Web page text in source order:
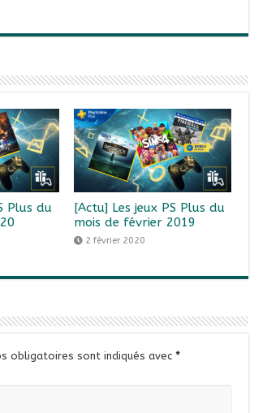
Plus du
[Actu] Les jeux PS Plus du
mois de février 2019
2 février 2020
obligatoires sont indiqués avec *